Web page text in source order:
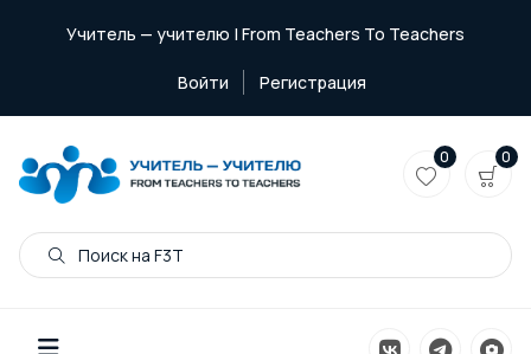
Учитель — учителю | From Teachers To Teachers
Войти Регистрация
Поиск на F3T
0 0